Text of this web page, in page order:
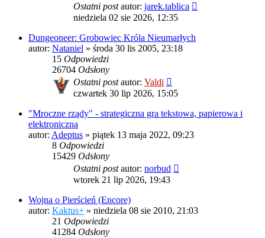
Ostatni postautor: jarek.tablica
niedziela 02 sie 2026, 12:35
Dungeoneer: Grobowiec Króla Nieumarłych
autor: Nataniel » środa 30 lis 2005, 23:18
15 Odpowiedzi
26704 Odsłony
Ostatni postautor: Valdi
czwartek 30 lip 2026, 15:05
"Mroczne rządy" - strategiczna gra tekstowa, papierowa i
elektroniczna
autor: Adeptus » piątek 13 maja 2022, 09:23
8 Odpowiedzi
15429 Odsłony
Ostatni postautor: norbud
wtorek 21 lip 2026, 19:43
Wojna o Pierścień (Encore)
autor: Kaktus+ » niedziela 08 sie 2010, 21:03
21 Odpowiedzi
41284 Odsłony